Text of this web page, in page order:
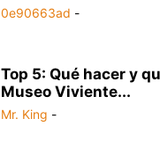
0e90663ad -
Top 5: Qué hacer y
Museo Viviente...
Mr. King -